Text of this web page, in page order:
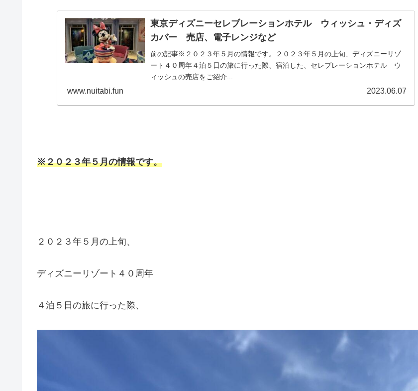
東京ディズニーセレブレーションホテル ウィッシュ・ディズ
カバー 売店、電子レンジなど
前の記事※２０２３年５月の情報です。２０２３年５月の上旬、ディズニーリゾ
ート４０周年４泊５日の旅に行った際、宿泊した、セレブレーションホテル ウ
ィッシュの売店をご紹介...
www.nuitabi.fun 2023.06.07
※２０２３年５月の情報です。
２０２３年５月の上旬、
ディズニーリゾート４０周年
４泊５日の旅に行った際、